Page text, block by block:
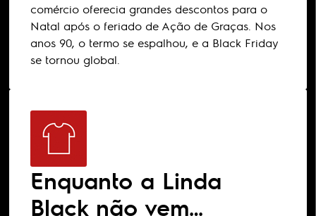
comércio oferecia grandes descontos para o
Natal após o feriado de Ação de Graças. Nos
anos 90, o termo se espalhou, e a Black Friday
se tornou global.
Enquanto a Linda
Black não vem…